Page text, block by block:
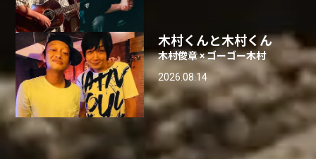
木村くんと木村くん
木村俊章 × ゴーゴー木村
2026.08.14